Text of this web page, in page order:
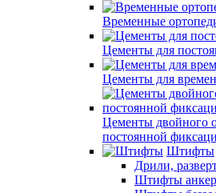
Временные
Цементы для
Цементы для
Цементы двойного
постоянной
Штифты
Дрили,
Штифты